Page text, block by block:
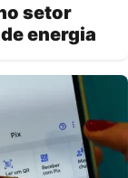
setor
energia